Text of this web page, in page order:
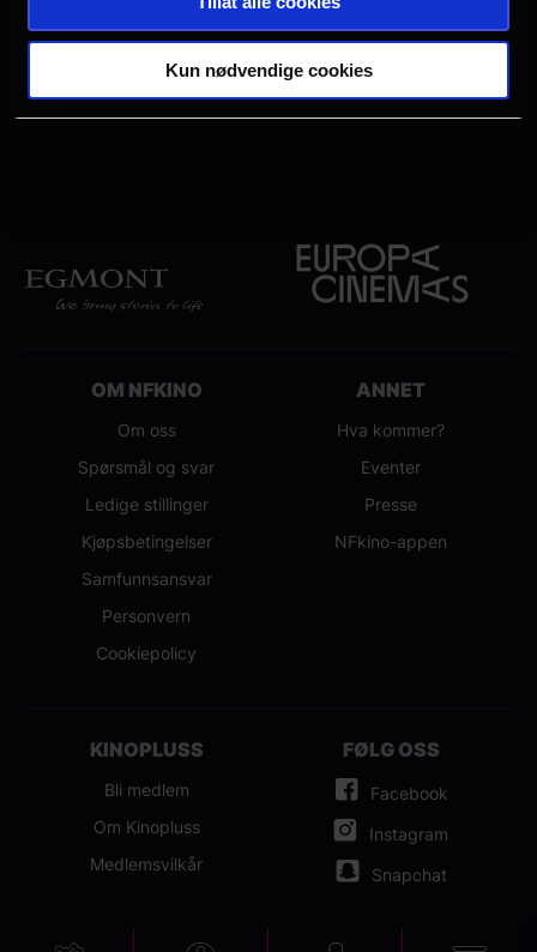
Kun nødvendige cookies
Annonse
OM NFKINO
Om oss
Spørsmål og svar
Ledige stillinger
Kjøpsbetingelser
Samfunnsansvar
Personvern
Cookiepolicy
ANNET
Hva kommer?
Eventer
Presse
NFkino-appen
KINOPLUSS
Bli medlem
Om Kinopluss
Medlemsvilkår
FØLG OSS
Facebook
Instagram
Snapchat